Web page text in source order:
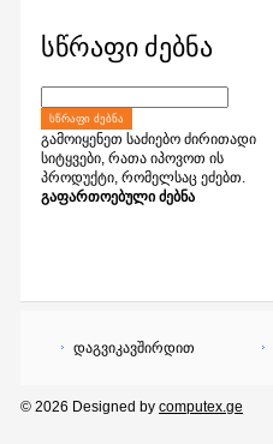
სწრაფი ძებნა
ᲡᲬᲠᲐᲤᲘ ᲫᲔᲑᲜᲐ
გამოიყენეთ საძიებო ძირითადი
სიტყვები, რათა იპოვოთ ის
პროდუქტი, რომელსაც ეძებთ.
გაფართოებული ძებნა
დაგვიკავშირდით
© 2026 Designed by computex.ge